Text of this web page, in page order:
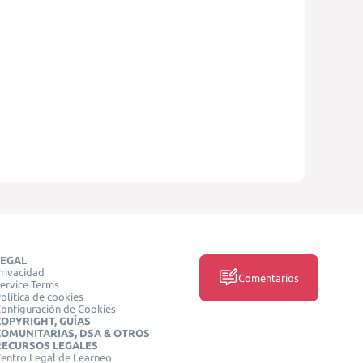
Terms
de cookies
de Cookies
GUÍAS
DSA & OTROS
LEGALES
Legal de Learneo
Comentarios